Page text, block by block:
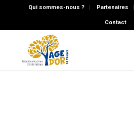
Qui sommes-nous ? Partenaires
Contact